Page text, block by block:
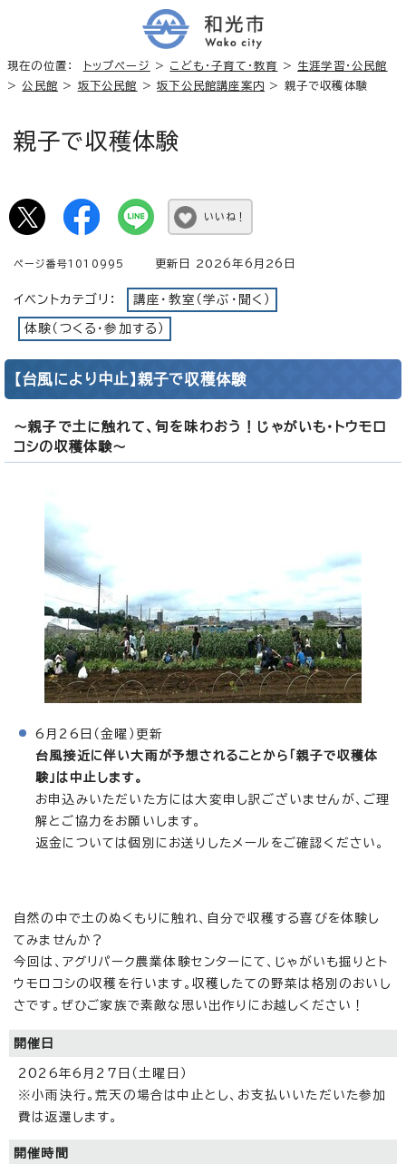
現在の位置： トップページ > こども・子育て・教育 > 生涯学習・公民館
>公民館 > 坂下公民館 >坂下公民館講座案内 > 親子で収穫体験
親子で収穫体験
いいね！
ページ番号1010995 更新日 2026年6月26日
イベントカテゴリ： 講座・教室（学ぶ・聞く）
体験（つくる・参加する）
【台風により中止】親子で収穫体験
～親子で土に触れて、旬を味わおう！じゃがいも・トウモロ
コシの収穫体験～
6月26日（金曜）更新
台風接近に伴い大雨が予想されることから「親子で収穫体
験」は中止します。
お申込みいただいた方には大変申し訳ございませんが、ご理
解とご協力をお願いします。
返金については個別にお送りしたメールをご確認ください。
自然の中で土のぬくもりに触れ、自分で収穫する喜びを体験し
てみませんか？
今回は、アグリパーク農業体験センターにて、じゃがいも掘りとト
ウモロコシの収穫を行います。収穫したての野菜は格別のおいし
さです。ぜひご家族で素敵な思い出作りにお越しください！
開催日
2026年6月27日（土曜日）
※小雨決行。荒天の場合は中止とし、お支払いいただいた参加
費は返還します。
開催時間